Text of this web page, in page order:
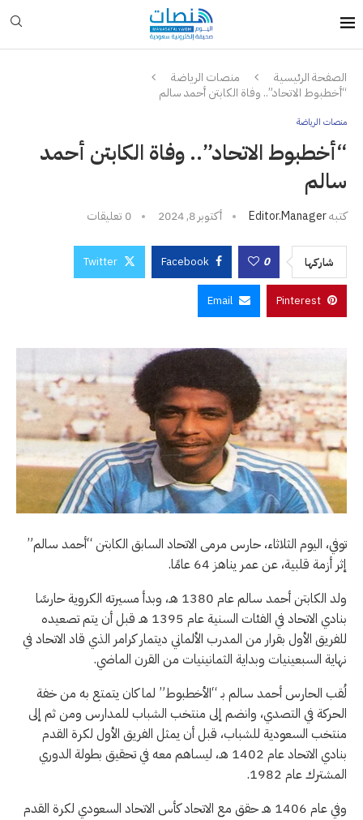
الصفحة الرئيسية
منصات الرياضة
“أخطبوط الاتحاد”.. وفاة الكابتن أحمد سالم
منصات الرياضة
“أخطبوط الاتحاد”.. وفاة الكابتن أحمد
سالم
كتبهEditor.manager أكتوبر 8, 2024 0 تعليقات
شاركها 0
Facebook
Twitter
Pinterest
Email
توفي، اليوم الثلاثاء، حارس مرمى الاتحاد السابق الكابتن “أحمد سالم”
إثر أزمة قلبية، عن عمر يناهز 64 عامًا.
ولد الكابتن أحمد سالم عام 1380 هـ، وبدأ مسيرته الكروية حارسًا
بنادي الاتحاد في الفئات السنية عام 1395 هـ قبل أن يتم تصعيده
للفريق الأول بقرار من المدرب الألماني ديتمار كرامر الذي قاد الاتحاد في
نهاية السبعينيات وبداية الثمانينيات من القرن الماضي.
لُقب الحارس أحمد سالم بـ “الأخطبوط” لما كان يتمتع به من خفة
الحركة في التصدي، وانضم إلى منتخب الشباب للمدارس ومن ثم إلى
منتخب السعودية للشباب، قبل أن يمثل الفريق الأول لكرة القدم
بنادي الاتحاد عام 1402 هـ، ليساهم معه في تحقيق بطولة الدوري
المشترك عام 1982.
وفي عام 1406 هـ حقق مع الاتحاد كأس الاتحاد السعودي لكرة القدم